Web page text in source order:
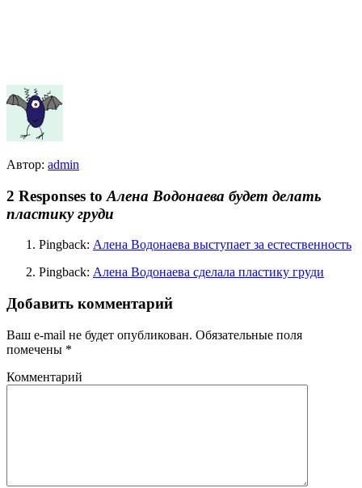
Автор: admin
2 Responses to Алена Водонаева будет делать
пластику груди
Pingback: Алена Водонаева выступает за естественность
Pingback: Алена Водонаева сделала пластику груди
Добавить комментарий
Ваш e-mail не будет опубликован. Обязательные поля
помечены *
Комментарий